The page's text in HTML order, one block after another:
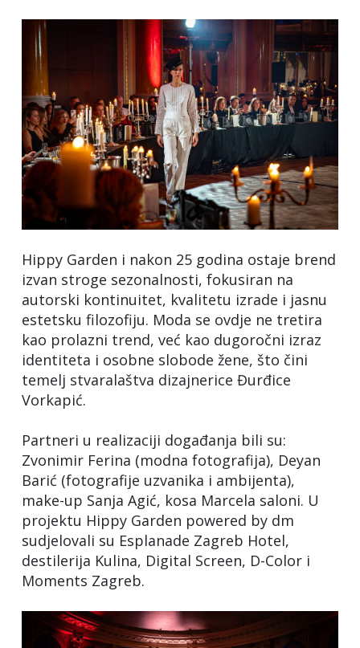
Hippy Garden i nakon 25 godina ostaje brend
izvan stroge sezonalnosti, fokusiran na
autorski kontinuitet, kvalitetu izrade i jasnu
estetsku filozofiju. Moda se ovdje ne tretira
kao prolazni trend, već kao dugoročni izraz
identiteta i osobne slobode žene, što čini
temelj stvaralaštva dizajnerice Đurđice
Vorkapić.
Partneri u realizaciji događanja bili su:
Zvonimir Ferina (modna fotografija), Deyan
Barić (fotografije uzvanika i ambijenta),
make-up Sanja Agić, kosa Marcela saloni. U
projektu Hippy Garden powered by dm
sudjelovali su Esplanade Zagreb Hotel,
destilerija Kulina, Digital Screen, D-Color i
Moments Zagreb.